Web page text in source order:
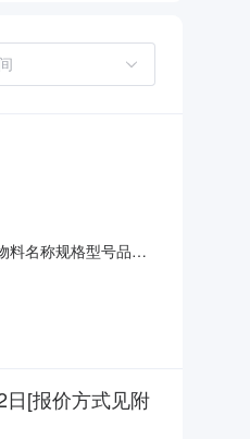
料名称规格型号品牌
[报价方式见附